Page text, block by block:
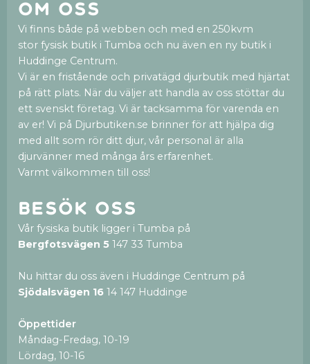
Om oss
Vi finns både på webben och med en 250kvm
stor fysisk butik i Tumba och nu även en ny butik i
Huddinge Centrum.
Vi är en fristående och privatägd djurbutik med hjärtat
på rätt plats. När du väljer att handla av oss stöttar du
ett svenskt företag. Vi är tacksamma för varenda en
av er! Vi på Djurbutiken.se brinner för att hjälpa dig
med allt som rör ditt djur, vår personal är alla
djurvänner med många års erfarenhet.
Varmt välkommen till oss!
Besök oss
Vår fysiska butik ligger i Tumba på
Bergfotsvägen 5 147 33 Tumba
Nu hittar du oss även i Huddinge Centrum på
Sjödalsvägen 16 14 147 Huddinge
Öppettider
Måndag-Fredag, 10-19
Lördag, 10-16